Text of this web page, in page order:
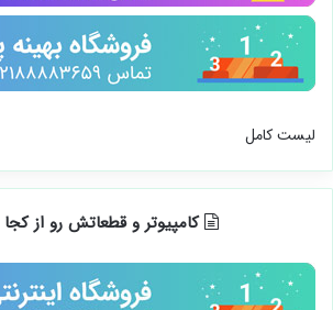
لیست کامل
کامپیوتر و قطعاتش رو از